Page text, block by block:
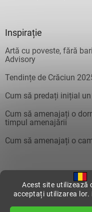
Acest site utilizează
acceptați utilizarea
Inspirație
Artă cu poveste, fără
Advisory
Tendințe de Crăciun
Cum să predați inițial
Cum să amenajați o
timpul amenajării
Cum să amenajați o